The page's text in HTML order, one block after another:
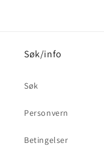
Søk/info
Søk
Personvern
Betingelser